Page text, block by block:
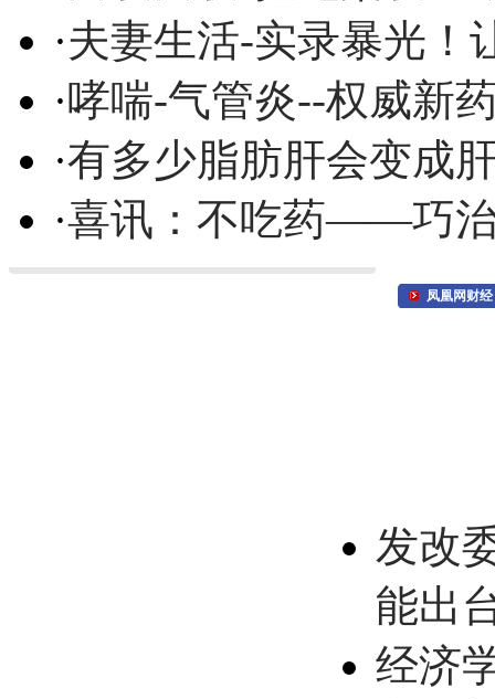
·夫妻生活-实录暴光！
·哮喘-气管炎--权威新
·有多少脂肪肝会变成
·喜讯：不吃药——巧
凤凰网财经
发改
能出
经济